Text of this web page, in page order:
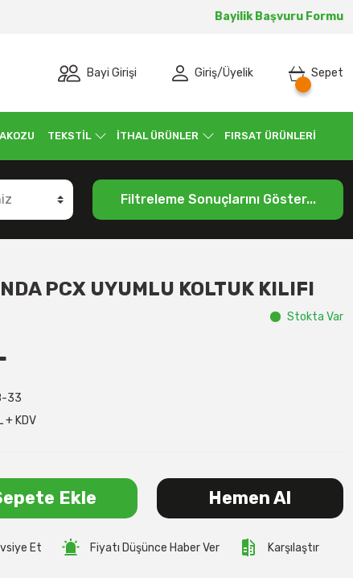
Bayilik Başvuru Formu
Bayi Girişi Giriş/Üyelik Sepet
TEKSTİL İTHAL ÜRÜNLER FIRSAT ÜRÜNLERİ
Filtreleme Sonuçlarını Göster...
PCX UYUMLU KOLTUK KILIFI
Stokta Var
33
+ KDV
Ekle Hemen Al
Et Fiyatı Düşünce Haber Ver Karşılaştır